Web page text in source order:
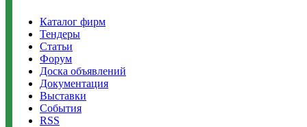
Каталог фирм
Тендеры
Статьи
Форум
Доска объявлений
Документация
Выставки
События
RSS